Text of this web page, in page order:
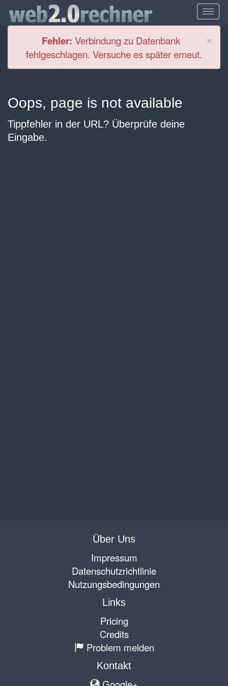
×
Fehler: Verbindung zu Datenbank
fehlgeschlagen. Versuche es später erneut.
Oops, page is not available
Tippfehler in der URL? Überprüfe deine
Eingabe.
Über Uns
Impressum
Datenschutzrichtlinie
Nutzungsbedingungen
Links
Pricing
Credits
Problem melden
Kontakt